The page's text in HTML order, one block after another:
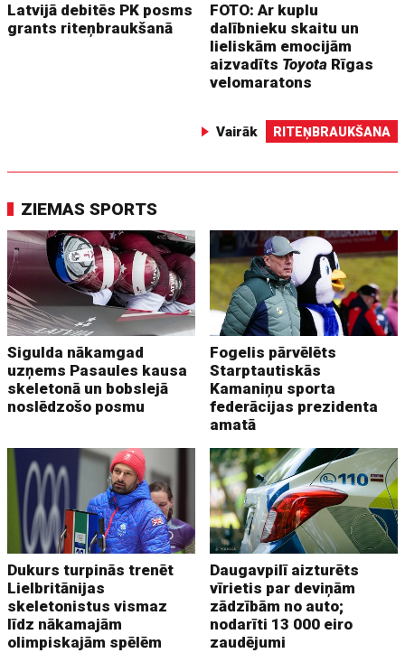
Latvijā debitēs PK posms
grants riteņbraukšanā
FOTO: Ar kuplu
dalībnieku skaitu un
lieliskām emocijām
aizvadīts Toyota Rīgas
velomaratons
Vairāk RITEŅBRAUKŠANA
ZIEMAS SPORTS
Sigulda nākamgad
uzņems Pasaules kausa
skeletonā un bobslejā
noslēdzošo posmu
Fogelis pārvēlēts
Starptautiskās
Kamaniņu sporta
federācijas prezidenta
amatā
Dukurs turpinās trenēt
Lielbritānijas
skeletonistus vismaz
līdz nākamajām
olimpiskajām spēlēm
Daugavpilī aizturēts
vīrietis par deviņām
zādzībām no auto;
nodarīti 13 000 eiro
zaudējumi